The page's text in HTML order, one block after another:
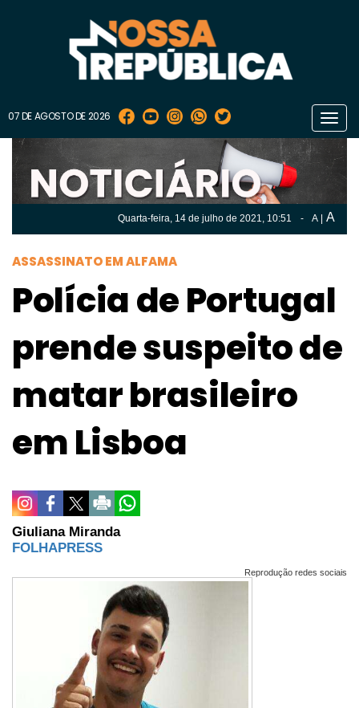
07 DE AGOSTO DE 2026
Quarta-feira, 14 de julho de 2021, 10:51 - A A
ASSASSINATO EM ALFAMA
Polícia de Portugal
prende suspeito de
matar brasileiro
em Lisboa
Giuliana Miranda
FOLHAPRESS
Reprodução redes sociais